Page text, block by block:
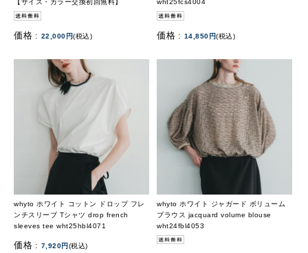
【サイズ・カラー交換初回無料】
価格 : 22,000円(税込)
wht25fcs4004
価格 : 14,850円(税込)
whyto ホワイト コットン ドロップ フレ
ンチスリーブ Tシャツ drop french
sleeves tee wht25hbl4071
価格 : 7,920円(税込)
whyto ホワイト ジャガード ボリューム
ブラウス jacquard volume blouse
wht24fbl4053